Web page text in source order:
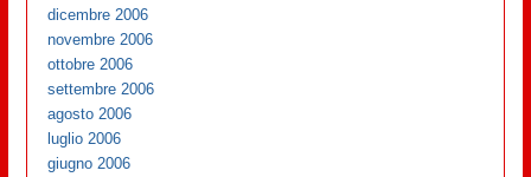
dicembre 2006
novembre 2006
ottobre 2006
settembre 2006
agosto 2006
luglio 2006
giugno 2006